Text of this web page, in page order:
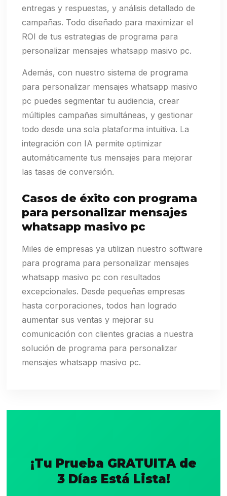
entregas y respuestas, y análisis detallado de
campañas. Todo diseñado para maximizar el
ROI de tus estrategias de programa para
personalizar mensajes whatsapp masivo pc.
Además, con nuestro sistema de programa
para personalizar mensajes whatsapp masivo
pc puedes segmentar tu audiencia, crear
múltiples campañas simultáneas, y gestionar
todo desde una sola plataforma intuitiva. La
integración con IA permite optimizar
automáticamente tus mensajes para mejorar
las tasas de conversión.
Casos de éxito con programa
para personalizar mensajes
whatsapp masivo pc
Miles de empresas ya utilizan nuestro software
para programa para personalizar mensajes
whatsapp masivo pc con resultados
excepcionales. Desde pequeñas empresas
hasta corporaciones, todos han logrado
aumentar sus ventas y mejorar su
comunicación con clientes gracias a nuestra
solución de programa para personalizar
mensajes whatsapp masivo pc.
¡Tu Prueba GRATUITA de
3 Días Está Lista!